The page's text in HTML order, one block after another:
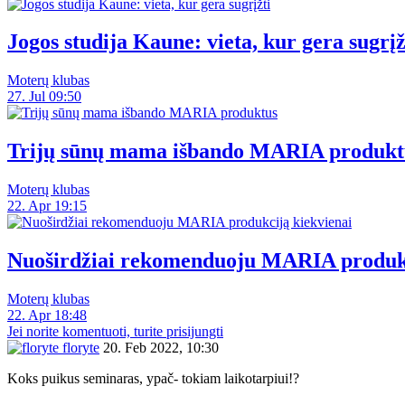
Jogos studija Kaune: vieta, kur gera
Moterų klubas
27. Jul 09:50
Trijų sūnų mama išbando MARIA
Moterų klubas
22. Apr 19:15
Nuoširdžiai rekomenduoju MARIA
Moterų klubas
22. Apr 18:48
Jei norite komentuoti, turite prisijungti
floryte 20. Feb 2022, 10:30
Koks puikus seminaras, ypač- tokiam laikotarpiui!?